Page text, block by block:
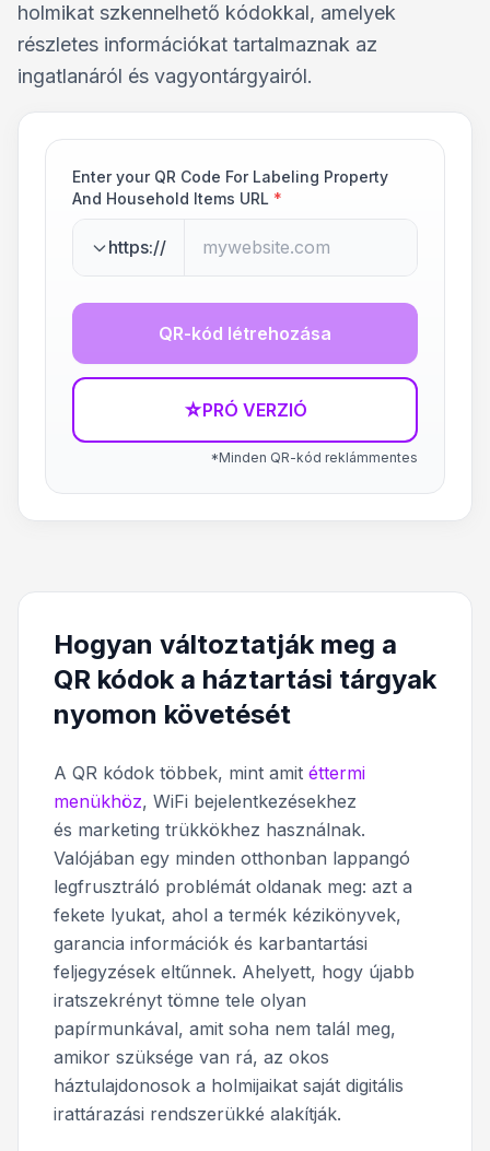
holmikat szkennelhető kódokkal, amelyek
részletes információkat tartalmaznak az
ingatlanáról és vagyontárgyairól.
Enter your QR Code For Labeling Property
And Household Items URL *
https://
QR-kód létrehozása
☆PRÓ VERZIÓ
*Minden QR-kód reklámmentes
Hogyan változtatják meg a
QR kódok a háztartási tárgyak
nyomon követését
A QR kódok többek, mint amit éttermi
menükhöz, WiFi bejelentkezésekhez
és marketing trükkökhez használnak.
Valójában egy minden otthonban lappangó
legfrusztráló problémát oldanak meg: azt a
fekete lyukat, ahol a termék kézikönyvek,
garancia információk és karbantartási
feljegyzések eltűnnek. Ahelyett, hogy újabb
iratszekrényt tömne tele olyan
papírmunkával, amit soha nem talál meg,
amikor szüksége van rá, az okos
háztulajdonosok a holmijaikat saját digitális
irattárazási rendszerükké alakítják.